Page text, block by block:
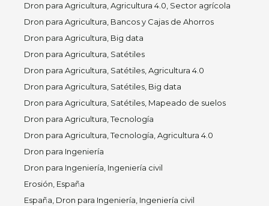
Dron para Agricultura, Agricultura 4.0, Sector agrícola
Dron para Agricultura, Bancos y Cajas de Ahorros
Dron para Agricultura, Big data
Dron para Agricultura, Satétiles
Dron para Agricultura, Satétiles, Agricultura 4.0
Dron para Agricultura, Satétiles, Big data
Dron para Agricultura, Satétiles, Mapeado de suelos
Dron para Agricultura, Tecnología
Dron para Agricultura, Tecnología, Agricultura 4.0
Dron para Ingeniería
Dron para Ingeniería, Ingeniería civil
Erosión, España
España, Dron para Ingeniería, Ingeniería civil